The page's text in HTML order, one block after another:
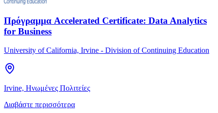
Πρόγραμμα Accelerated Certificate: Data Analytics
for Business
University of California, Irvine - Division of Continuing Education
Irvine, Ηνωμένες Πολιτείες
Διαβάστε περισσότερα